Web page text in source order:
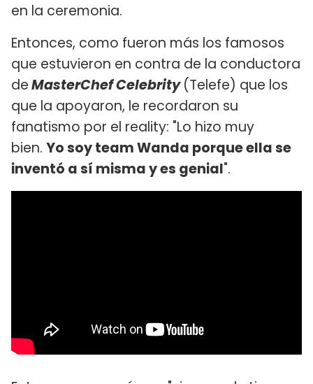
en la ceremonia.
Entonces, como fueron más los famosos
que estuvieron en contra de la conductora
deMasterChef Celebrity(Telefe) que los
que la apoyaron, le recordaron su
fanatismo por el reality: "Lo hizo muy
bien. Yo soy team Wanda porque ella se
inventó a sí misma y es genial".